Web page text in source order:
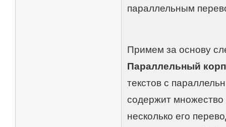
параллельным
Примем за основу
Параллельный
текстов с
содержит множество
несколько его